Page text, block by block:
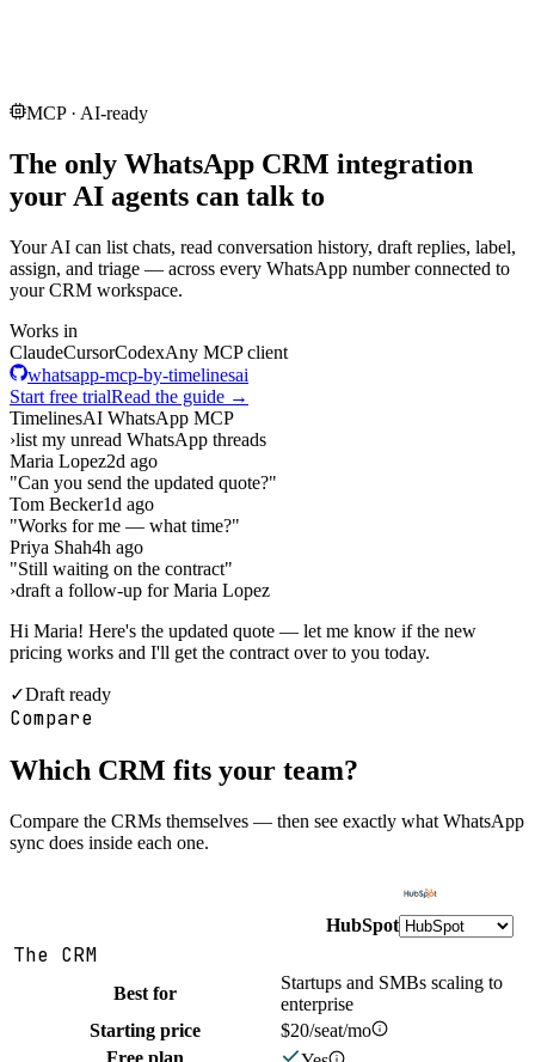
MCP · AI-ready
The only WhatsApp CRM integration
your AI agents can talk to
Your AI can list chats, read conversation history, draft replies, label,
assign, and triage — across every WhatsApp number connected to
your CRM workspace.
Works in
ClaudeCursorCodexAny MCP client
whatsapp-mcp-by-timelinesai
Start free trialRead the guide →
TimelinesAI WhatsApp MCP
›list my unread WhatsApp threads
Maria Lopez2d ago
"Can you send the updated quote?"
Tom Becker1d ago
"Works for me — what time?"
Priya Shah4h ago
"Still waiting on the contract"
›draft a follow-up for Maria Lopez
Hi Maria! Here's the updated quote — let me know if the new
pricing works and I'll get the contract over to you today.
✓Draft ready
Compare
Which CRM fits your team?
Compare the CRMs themselves — then see exactly what WhatsApp
sync does inside each one.
HubSpot
The CRM
Best for
Startups and SMBs scaling to
enterprise
Starting price
$20/seat/mo
Free plan